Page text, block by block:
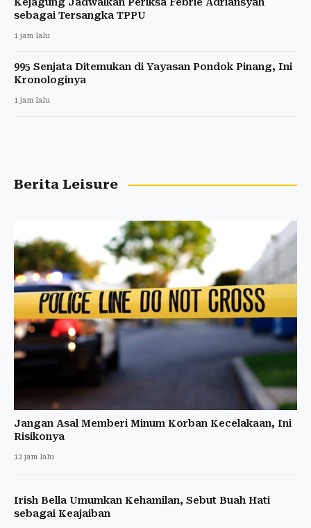
Kejagung Jadwalkan Periksa Febrie Adriansyah
sebagai Tersangka TPPU
1 jam lalu
995 Senjata Ditemukan di Yayasan Pondok Pinang, Ini
Kronologinya
1 jam lalu
Berita Leisure
Jangan Asal Memberi Minum Korban Kecelakaan, Ini
Risikonya
12 jam lalu
Irish Bella Umumkan Kehamilan, Sebut Buah Hati
sebagai Keajaiban